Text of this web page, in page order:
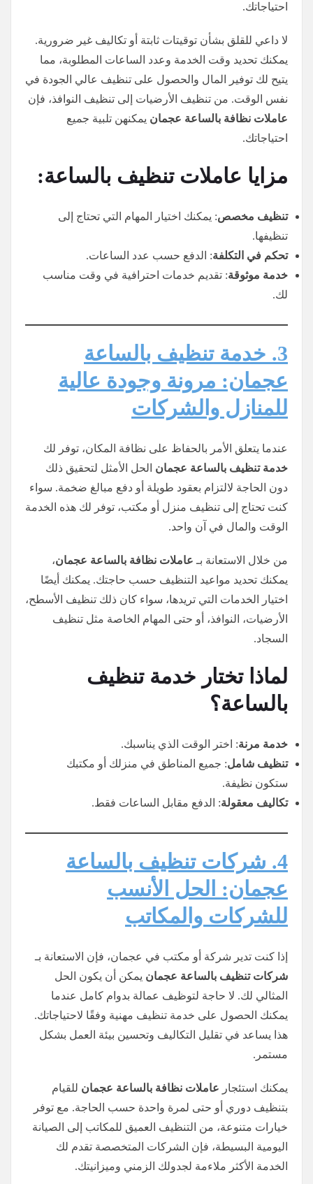
احتياجاتك.
لا داعي للقلق بشأن توقيتات ثابتة أو تكاليف غير ضرورية.
يمكنك تحديد وقت الخدمة وعدد الساعات المطلوبة، مما
يتيح لك توفير المال والحصول على تنظيف عالي الجودة في
نفس الوقت. من تنظيف الأرضيات إلى تنظيف النوافذ، فإن
عاملات نظافة بالساعة عجمان يمكنهن تلبية جميع
احتياجاتك.
مزايا عاملات تنظيف بالساعة:
تنظيف مخصص: يمكنك اختيار المهام التي تحتاج إلى
تنظيفها.
تحكم في التكلفة: الدفع حسب عدد الساعات.
خدمة موثوقة: تقديم خدمات احترافية في وقت مناسب
لك.
3. خدمة تنظيف بالساعة
عجمان: مرونة وجودة عالية
للمنازل والشركات
عندما يتعلق الأمر بالحفاظ على نظافة المكان، توفر لك
خدمة تنظيف بالساعة عجمان الحل الأمثل لتحقيق ذلك
دون الحاجة لالتزام بعقود طويلة أو دفع مبالغ ضخمة. سواء
كنت تحتاج إلى تنظيف منزل أو مكتب، توفر لك هذه الخدمة
الوقت والمال في آن واحد.
من خلال الاستعانة بـ عاملات نظافة بالساعة عجمان،
يمكنك تحديد مواعيد التنظيف حسب حاجتك. يمكنك أيضًا
اختيار الخدمات التي تريدها، سواء كان ذلك تنظيف الأسطح،
الأرضيات، النوافذ، أو حتى المهام الخاصة مثل تنظيف
السجاد.
لماذا تختار خدمة تنظيف
بالساعة؟
خدمة مرنة: اختر الوقت الذي يناسبك.
تنظيف شامل: جميع المناطق في منزلك أو مكتبك
ستكون نظيفة.
تكاليف معقولة: الدفع مقابل الساعات فقط.
4. شركات تنظيف بالساعة
عجمان: الحل الأنسب
للشركات والمكاتب
إذا كنت تدير شركة أو مكتب في عجمان، فإن الاستعانة بـ
شركات تنظيف بالساعة عجمان يمكن أن يكون الحل
المثالي لك. لا حاجة لتوظيف عمالة بدوام كامل عندما
يمكنك الحصول على خدمة تنظيف مهنية وفقًا لاحتياجاتك.
هذا يساعد في تقليل التكاليف وتحسين بيئة العمل بشكل
مستمر.
يمكنك استئجار عاملات نظافة بالساعة عجمان للقيام
بتنظيف دوري أو حتى لمرة واحدة حسب الحاجة. مع توفر
خيارات متنوعة، من التنظيف العميق للمكاتب إلى الصيانة
اليومية البسيطة، فإن الشركات المتخصصة تقدم لك
الخدمة الأكثر ملاءمة لجدولك الزمني وميزانيتك.